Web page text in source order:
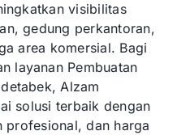
visibilitas
gedung perkantoran,
area komersial. Bagi
layanan Pembuatan
Alzam
solusi terbaik dengan
profesional, dan harga